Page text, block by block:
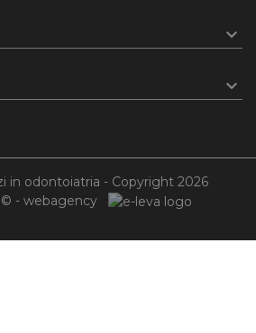
in odontoiatria - Copyright 2026
- webagency